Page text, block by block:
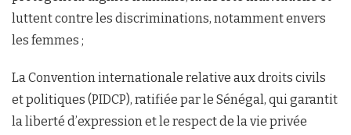
luttent contre les discriminations, notamment envers
les femmes ;
La Convention internationale relative aux droits civils
et politiques (PIDCP), ratifiée par le Sénégal, qui garantit
la liberté d’expression et le respect de la vie privée